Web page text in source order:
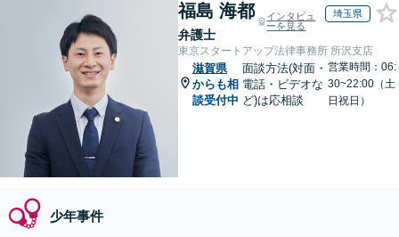
福島 海都
弁護士
インタビュ
ーを見る
埼玉県
東京スタートアップ法律事務所 所沢支店
滋賀県
からも相
談受付中
面談方法(対面・
電話・ビデオな
ど)は応相談
営業時間：06:
30~22:00（土
日祝日）
少年事件